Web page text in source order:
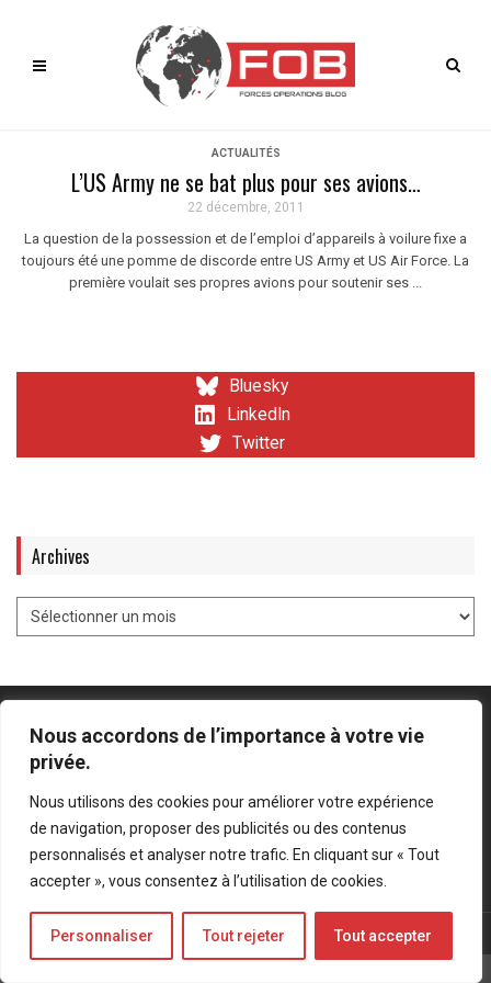
Nous accordons de l’importance à votre vie
privée.
Nous utilisons des cookies pour améliorer votre expérience
de navigation, proposer des publicités ou des contenus
personnalisés et analyser notre trafic. En cliquant sur « Tout
accepter », vous consentez à l’utilisation de cookies.
Personnaliser Tout rejeter Tout accepter
ACTUALITÉS
L’US Army ne se bat plus pour ses avions…
22 décembre, 2011
La question de la possession et de l’emploi d’appareils à voilure fixe a
toujours été une pomme de discorde entre US Army et US Air Force. La
première voulait ses propres avions pour soutenir ses ...
Bluesky
LinkedIn
Twitter
Archives
Bluesky
LinkedIn
Twitter
© Forces Operations Blog - 2022